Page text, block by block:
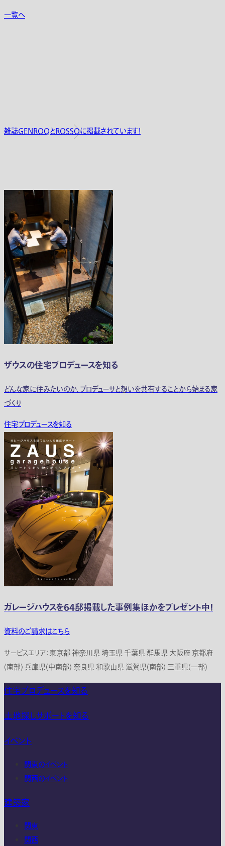
一覧へ
雑誌GENROQとROSSOに掲載されています！
ザウスの住宅プロデュースを知る
どんな家に住みたいのか、プロデューサと想いを共有することから始まる家
づくり
住宅プロデュースを知る
ガレージハウスを64邸掲載した事例集ほかをプレゼント中！
資料のご請求はこちら
サービスエリア：東京都 神奈川県 埼玉県 千葉県 群馬県 大阪府 京都府
(南部) 兵庫県(中南部) 奈良県 和歌山県 滋賀県(南部) 三重県(一部)
住宅プロデュースを知る
土地探しサポートを知る
イベント
関東のイベント
関西のイベント
建築家
関東
関西